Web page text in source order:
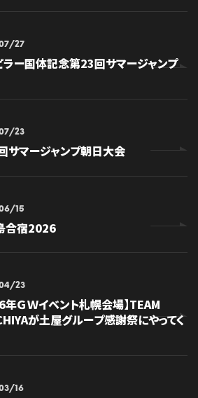
27
ラー国体記念第23回サマージャンプ
23
サマージャンプ朝日大会
15
合宿2026
23
年ＧＷイベント札幌会場】TEAM
が土屋グループ感謝祭にやってく
16